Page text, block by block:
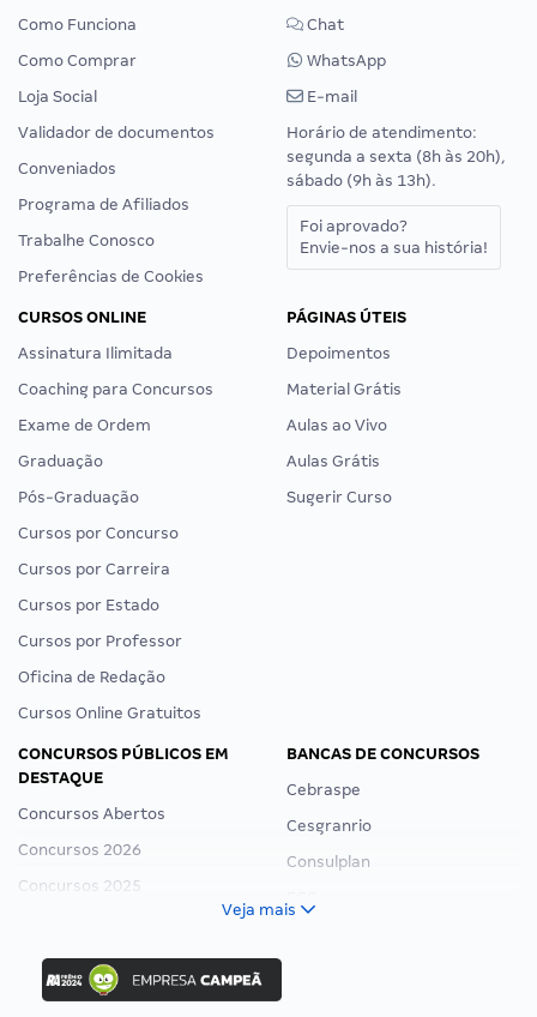
Como Funciona
Como Comprar
Loja Social
Validador de documentos
Conveniados
Programa de Afiliados
Trabalhe Conosco
Preferências de Cookies
Chat
WhatsApp
E-mail
Horário de atendimento:
segunda a sexta (8h às 20h),
sábado (9h às 13h).
Foi aprovado?
Envie-nos a sua história!
CURSOS ONLINE
Assinatura Ilimitada
Coaching para Concursos
Exame de Ordem
Graduação
Pós-Graduação
Cursos por Concurso
Cursos por Carreira
Cursos por Estado
Cursos por Professor
Oficina de Redação
Cursos Online Gratuitos
PÁGINAS ÚTEIS
Depoimentos
Material Grátis
Aulas ao Vivo
Aulas Grátis
Sugerir Curso
CONCURSOS PÚBLICOS EM
DESTAQUE
Concursos Abertos
Concursos 2026
Concursos 2025
Concurso Ibama
Concurso MPU
BANCAS DE CONCURSOS
Cebraspe
Cesgranrio
Consulplan
Veja mais